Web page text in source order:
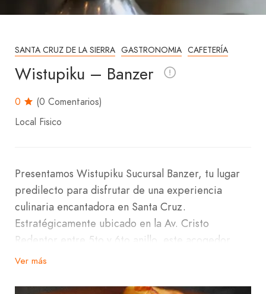
SANTA CRUZ DE LA SIERRA GASTRONOMIA CAFETERÍA
Wistupiku – Banzer
0
(0 Comentarios)
Local Fisico
Presentamos Wistupiku Sucursal Banzer, tu lugar
predilecto para disfrutar de una experiencia
culinaria encantadora en Santa Cruz.
Estratégicamente ubicado en la Av. Cristo
Redentor entre 5to y 6to anillo, este acogedor
local te promete un sabor celestial en cada
Ver más